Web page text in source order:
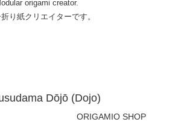
origami creator.
り紙クリエイターです。
Dōjō (Dojo)
ORIGAMIO SHOP